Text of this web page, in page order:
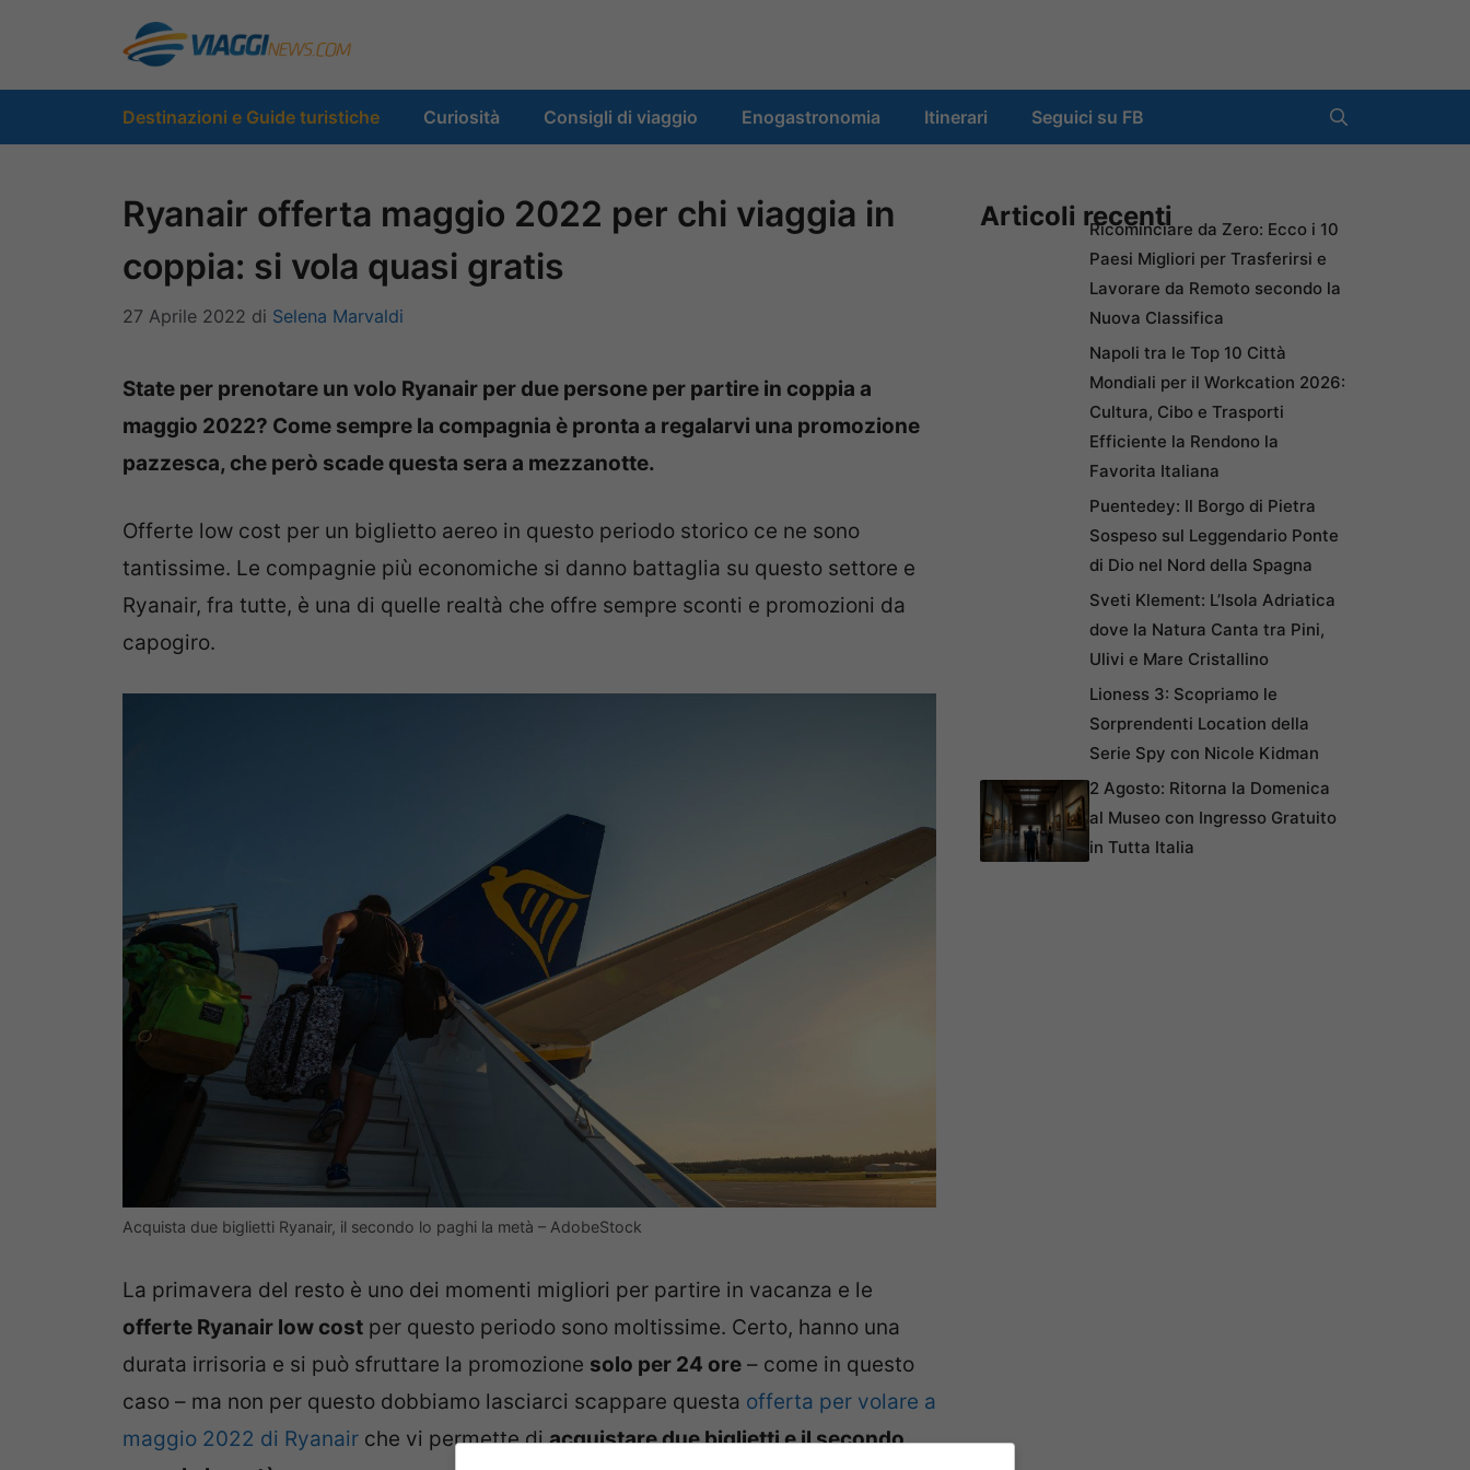
contenuto
Destinazioni e Guide turistiche Curiosità Consigli di viaggio Enogastronomia Itinerari Seguici su FB
Ryanair offerta maggio 2022 per chi viaggia in
coppia: si vola quasi gratis
27 Aprile 2022 di Selena Marvaldi
State per prenotare un volo Ryanair per due persone per partire in coppia a
maggio 2022? Come sempre la compagnia è pronta a regalarvi una promozione
pazzesca, che però scade questa sera a mezzanotte.
Offerte low cost per un biglietto aereo in questo periodo storico ce ne sono
tantissime. Le compagnie più economiche si danno battaglia su questo settore e
Ryanair, fra tutte, è una di quelle realtà che offre sempre sconti e promozioni da
capogiro.
Acquista due biglietti Ryanair, il secondo lo paghi la metà – AdobeStock
La primavera del resto è uno dei momenti migliori per partire in vacanza e le
offerte Ryanair low cost per questo periodo sono moltissime. Certo, hanno una
durata irrisoria e si può sfruttare la promozione solo per 24 ore – come in questo
caso – ma non per questo dobbiamo lasciarci scappare questa offerta per volare a
maggio 2022 di Ryanair che vi permette diacquistare due biglietti e il secondo
Articoli recentiRicominciare da Zero: Ecco i 10
Paesi Migliori per Trasferirsi e
Lavorare da Remoto secondo la
Nuova Classifica
Napoli tra le Top 10 Città
Mondiali per il Workcation 2026:
Cultura, Cibo e Trasporti
Efficiente la Rendono la
Favorita Italiana
Puentedey: Il Borgo di Pietra
Sospeso sul Leggendario Ponte
di Dio nel Nord della Spagna
Sveti Klement: L’Isola Adriatica
dove la Natura Canta tra Pini,
Ulivi e Mare Cristallino
Lioness 3: Scopriamo le
Sorprendenti Location della
Serie Spy con Nicole Kidman
2 Agosto: Ritorna la Domenica
al Museo con Ingresso Gratuito
in Tutta Italia